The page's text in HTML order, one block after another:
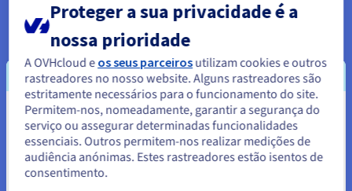
Europa (Itália -
América do Norte
(Canadá - Leste -
Beauharnois)
ca-east-bhs
América do Norte
(Canadá - Leste -
Toronto)
ca-este-tor
América do Norte
(EUA - Leste - Vint
us-east-vin
Parece que está localizado em
Estados Unidos.
Para encomendar a partir de Estados Unidos, terá de consultar e
Proteger a sua privacidade é a
nossa prioridade
A OVHcloud e os seus parceirosutilizam cookies e outros
rastreadores no nosso website. Alguns rastreadores são
estritamente necessários para o funcionamento do site.
Permitem-nos, nomeadamente, garantir a segurança do
serviço ou assegurar determinadas funcionalidades
essenciais. Outros permitem-nos realizar medições de
audiência anónimas. Estes rastreadores estão isentos de
consentimento.